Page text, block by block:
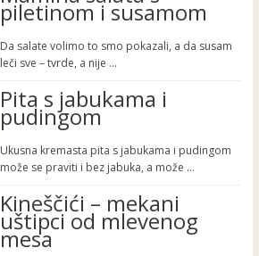
piletinom i susamom
Da salate volimo to smo pokazali, a da susam
leči sve – tvrde, a nije …
Pita s jabukama i
pudingom
Ukusna kremasta pita s jabukama i pudingom
može se praviti i bez jabuka, a može …
Kineščići – mekani
uštipci od mlevenog
mesa